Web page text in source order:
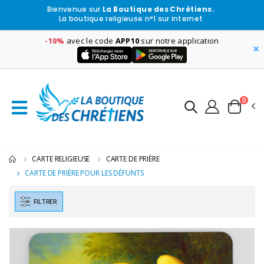
Bienvenue sur La Boutique des Chrétiens.
La boutique religieuse n°1 sur internet
-10% avec le code APP10 sur notre application
×
0
CARTE RELIGIEUSE
CARTE DE PRIÈRE
CARTE DE PRIÈRE POUR LES DÉFUNTS
FILTRER